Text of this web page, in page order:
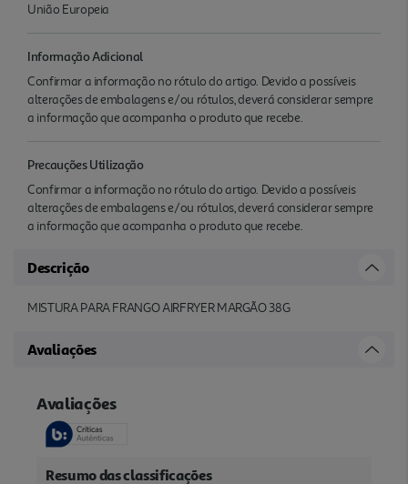
União Europeia
Informação Adicional
Confirmar a informação no rótulo do artigo. Devido a possíveis
alterações de embalagens e/ou rótulos, deverá considerar sempre
a informação que acompanha o produto que recebe.
Precauções Utilização
Confirmar a informação no rótulo do artigo. Devido a possíveis
alterações de embalagens e/ou rótulos, deverá considerar sempre
a informação que acompanha o produto que recebe.
Descrição
MISTURA PARA FRANGO AIRFRYER MARGÃO 38G
Avaliações